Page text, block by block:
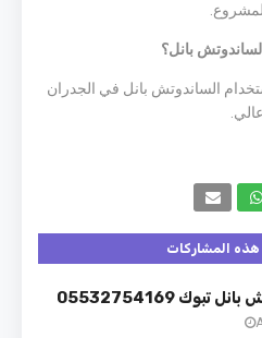
الساندوتش بانل في الجدران
المشاركات
05532754169